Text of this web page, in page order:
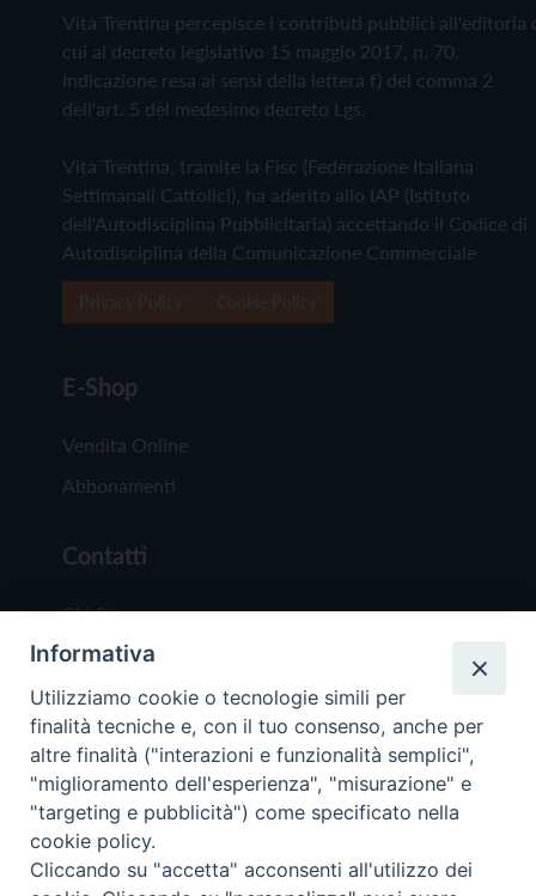
Vita Trentina percepisce i contributi pubblici all'editoria
cui al decreto legislativo 15 maggio 2017, n. 70.
Indicazione resa ai sensi della lettera f) del comma 2
dell'art. 5 del medesimo decreto Lgs.
Vita Trentina, tramite la Fisc (Federazione Italiana
Settimanali Cattolici), ha aderito allo IAP (Istituto
dell'Autodisciplina Pubblicitaria) accettando il Codice di
Autodisciplina della Comunicazione Commerciale
E-Shop
Vendita Online
Abbonamenti
Contatti
Chi Siamo
Redazione
Scrivici
Copyright © 2019 - Tutti i diritti riservati - Vita
Trentina Editrice
Informativa
Utilizziamo cookie o tecnologie simili per
finalità tecniche e, con il tuo consenso, anche per
altre finalità ("interazioni e funzionalità semplici",
"miglioramento dell'esperienza", "misurazione" e
"targeting e pubblicità") come specificato nella
cookie policy.
Cliccando su "accetta" acconsenti all'utilizzo dei